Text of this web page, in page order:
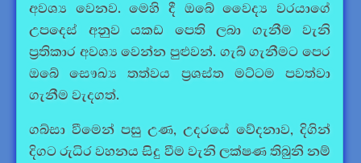
අවශ්‍ය වෙනව. මෙහි දී ඔබේ වෛද්‍ය වරයාගේ
උපදෙස් අනුව යකඩ පෙති ලබා ගැනීම වැනි
ප්‍රතිකාර අවශ්‍ය වෙන්න පුළුවන්. ගැබ් ගැනීමට පෙර
ඔබේ සෞඛ්‍ය තත්වය ප්‍රශස්ත මට්ටම පවත්වා
ගැනීම වැදගත්.
ගබ්සා වීමෙන් පසු උණ, උදරයේ වේදනාව, දිගින්
දිගට රුධිර වහනය සිදු වීම වැනි ලක්ෂණ තිබුනි නම්